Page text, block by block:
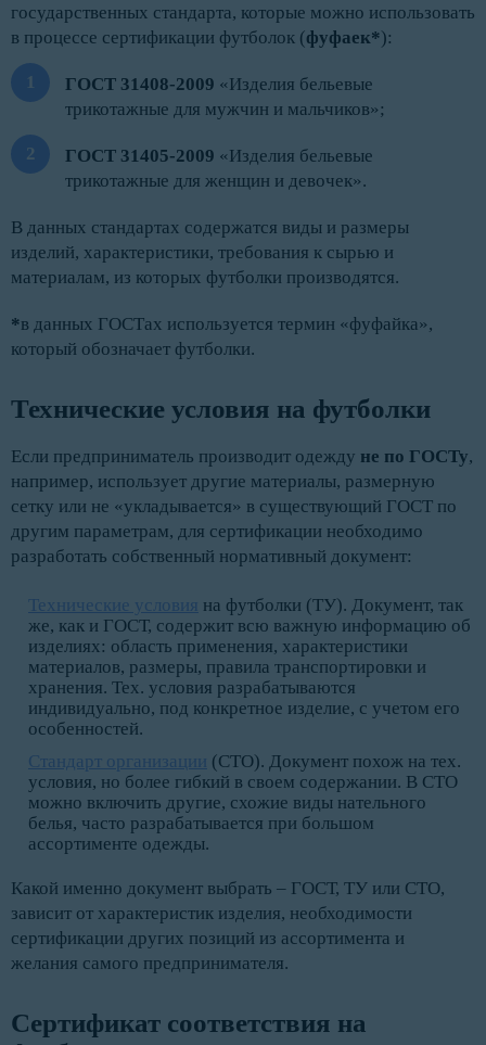
государственных стандарта, которые можно использовать
в процессе сертификации футболок (фуфаек*):
ГОСТ 31408-2009 «Изделия бельевые
трикотажные для мужчин и мальчиков»;
ГОСТ 31405-2009 «Изделия бельевые
трикотажные для женщин и девочек».
В данных стандартах содержатся виды и размеры
изделий, характеристики, требования к сырью и
материалам, из которых футболки производятся.
*в данных ГОСТах используется термин «фуфайка»,
который обозначает футболки.
Технические условия на футболки
Если предприниматель производит одежду не по ГОСТу,
например, использует другие материалы, размерную
сетку или не «укладывается» в существующий ГОСТ по
другим параметрам, для сертификации необходимо
разработать собственный нормативный документ:
Технические условия на футболки (ТУ). Документ, так
же, как и ГОСТ, содержит всю важную информацию об
изделиях: область применения, характеристики
материалов, размеры, правила транспортировки и
хранения. Тех. условия разрабатываются
индивидуально, под конкретное изделие, с учетом его
особенностей.
Стандарт организации (СТО). Документ похож на тех.
условия, но более гибкий в своем содержании. В СТО
можно включить другие, схожие виды нательного
белья, часто разрабатывается при большом
ассортименте одежды.
Какой именно документ выбрать – ГОСТ, ТУ или СТО,
зависит от характеристик изделия, необходимости
сертификации других позиций из ассортимента и
желания самого предпринимателя.
Сертификат соответствия на